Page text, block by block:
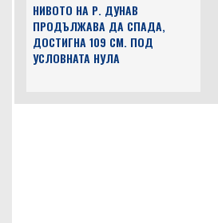
НИВОТО НА Р. ДУНАВ
ПРОДЪЛЖАВА ДА СПАДА,
ДОСТИГНА 109 СМ. ПОД
УСЛОВНАТА НУЛА